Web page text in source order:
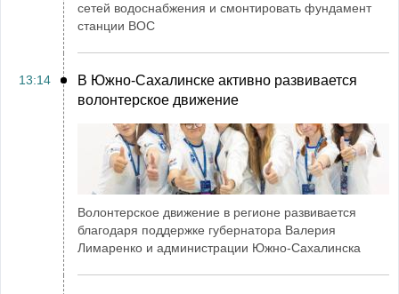
сетей водоснабжения и смонтировать фундамент
станции ВОС
13:14
В Южно-Сахалинске активно развивается
волонтерское движение
Волонтерское движение в регионе развивается
благодаря поддержке губернатора Валерия
Лимаренко и администрации Южно-Сахалинска